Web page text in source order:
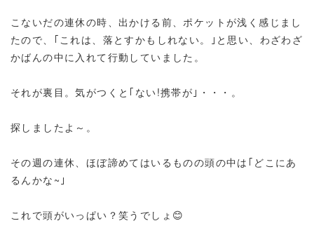
こないだの連休の時、出かける前、ポケットが浅く感じまし
たので、｢これは、落とすかもしれない。｣と思い、わざわざ
かばんの中に入れて行動していました。
それが裏目。気がつくと｢ない!携帯が｣・・・。
探しましたよ～。
その週の連休、ほぼ諦めてはいるものの頭の中は｢どこにあ
るんかな~｣
これで頭がいっぱい？笑うでしょ😊